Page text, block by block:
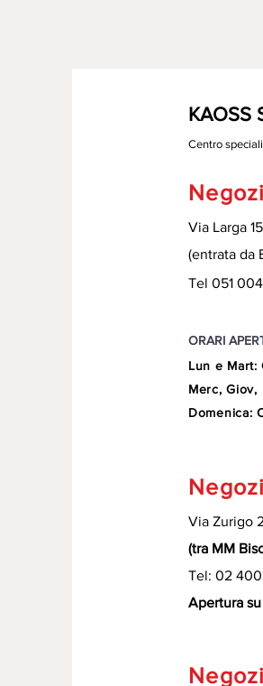
KAOSS
Centro
Via Larga
(entrata da
Tel 051
ORARI
Lun e Mart:
Merc,
Domenica:
Via Zurigo
(tra MM
Tel: 02
Apertura